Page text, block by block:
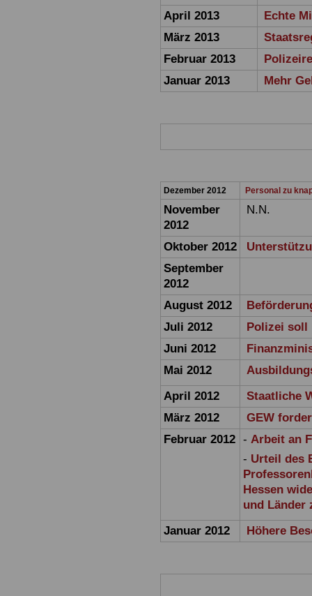
April 2013
Echte
März 2013
Februar 2013
Januar 2013
Mehr
Dezember 2012 Personal zu
November
2012
N.N.
Oktober 2012
September
2012
August 2012
Juli 2012
Polizei soll
Juni 2012
Mai 2012
April 2012
Staatliche
März 2012
GEW
Februar 2012 - Arbeit an
- Urteil des
Hessen
und Länder
Januar 2012
Höhere